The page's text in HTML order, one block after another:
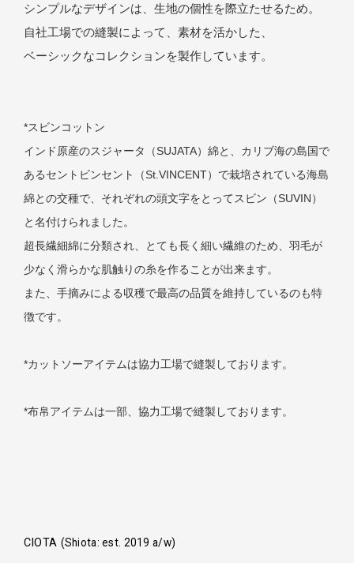
シンプルなデザインは、生地の個性を際立たせるため。
自社工場での縫製によって、素材を活かした、
ベーシックなコレクションを製作しています。
*スビンコットン
インド原産のスジャータ（SUJATA）綿と、 カリブ海の島国で
あるセントビンセント（St.VINCENT）で栽培されている海島
綿との交種で、 それぞれの頭文字をとってスビン（SUVIN）
と名付けられました。
超長繊細綿に分類され、とても長く細い繊維のため、 羽毛が
少なく滑らかな肌触りの糸を作ることが出来ます。
また、手摘みによる収穫で最高の品質を維持しているのも特
徴です。
*カットソーアイテムは協力工場で縫製しております。
*布帛アイテムは一部、協力工場で縫製しております。
CIOTA (Shiota: est. 2019 a/w)